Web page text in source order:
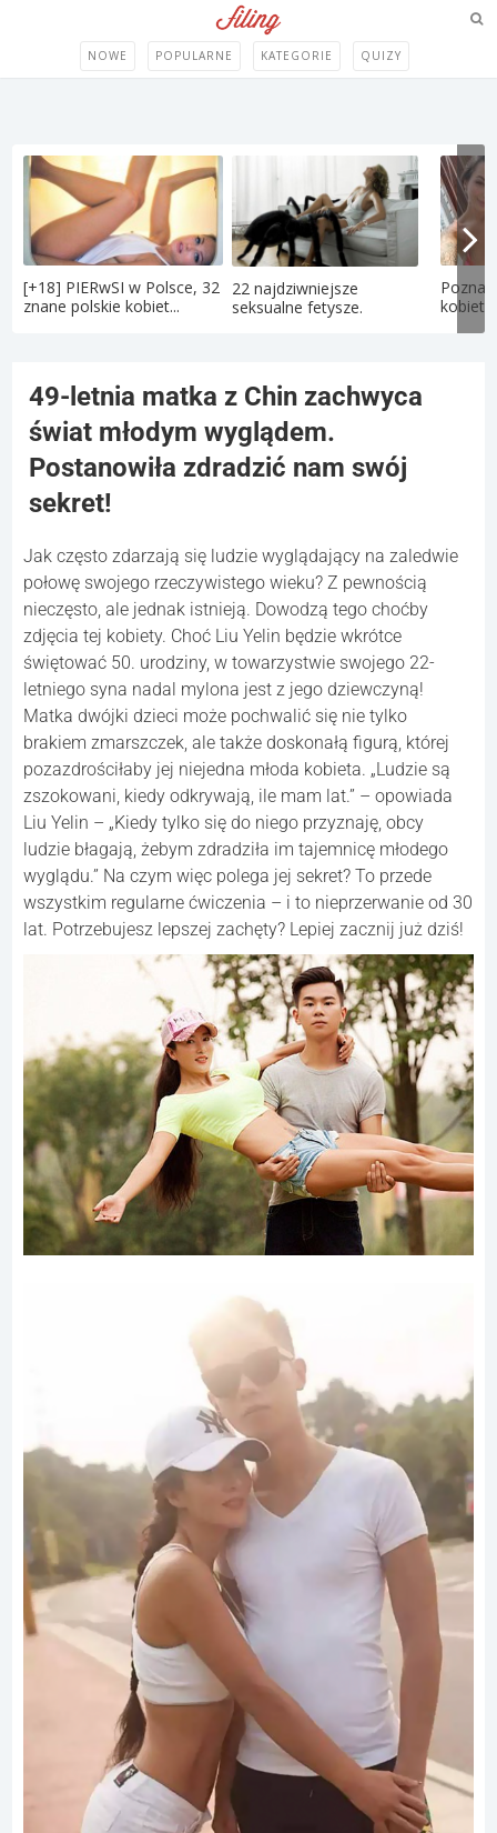
NOWE POPULARNE KATEGORIE QUIZY
[+18] PIERwSI w Polsce, 32
znane polskie kobiet...
22 najdziwniejsze
seksualne fetysze.
Poznaj
49-letnia matka z Chin zachwyca
świat młodym wyglądem.
Postanowiła zdradzić nam swój
sekret!
Jak często zdarzają się ludzie wyglądający na zaledwie
połowę swojego rzeczywistego wieku? Z pewnością
nieczęsto, ale jednak istnieją. Dowodzą tego choćby
zdjęcia tej kobiety. Choć Liu Yelin będzie wkrótce
świętować 50. urodziny, w towarzystwie swojego 22-
letniego syna nadal mylona jest z jego dziewczyną!
Matka dwójki dzieci może pochwalić się nie tylko
brakiem zmarszczek, ale także doskonałą figurą, której
pozazdrościłaby jej niejedna młoda kobieta. „Ludzie są
zszokowani, kiedy odkrywają, ile mam lat.” – opowiada
Liu Yelin – „Kiedy tylko się do niego przyznaję, obcy
ludzie błagają, żebym zdradziła im tajemnicę młodego
wyglądu.” Na czym więc polega jej sekret? To przede
wszystkim regularne ćwiczenia – i to nieprzerwanie od 30
lat. Potrzebujesz lepszej zachęty? Lepiej zacznij już dziś!